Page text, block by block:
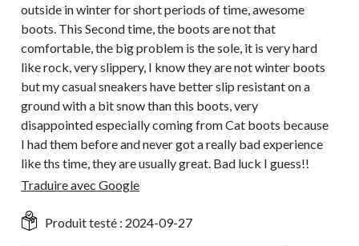
outside in winter for short periods of time, awesome
boots. This Second time, the boots are not that
comfortable, the big problem is the sole, it is very hard
like rock, very slippery, I know they are not winter boots
but my casual sneakers have better slip resistant on a
ground with a bit snow than this boots, very
disappointed especially coming from Cat boots because
I had them before and never got a really bad experience
like ths time, they are usually great. Bad luck I guess!!
Traduire avec Google
Produit testé : 2024-09-27